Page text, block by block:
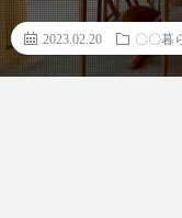
2023.02.20 〇〇暮